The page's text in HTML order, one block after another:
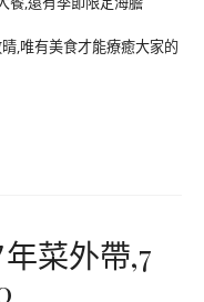
,唯有美食才能療癒大家的
菜外帶,7